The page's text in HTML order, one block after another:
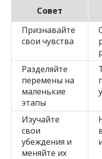
Совет
Признавайте
свои чувства
Разделяйте
перемены на
маленькие
этапы
Изучайте
свои
убеждения и
меняйте их